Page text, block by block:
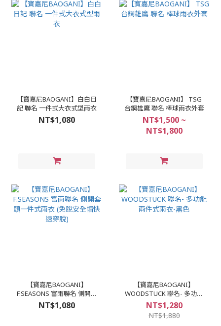
【寶嘉尼BAOGANI】白白日
記 聯名 一件式大衣式型雨衣
NT$1,080
【寶嘉尼BAOGANI】 TSG
台鋼雄鷹 聯名 棒球雨衣外套
NT$1,500 ~
NT$1,800
【寶嘉尼BAOGANI】
F.SEASONS 富雨聯名 側開套
頭一件式雨衣 (免脫安全帽快
速穿脫)
NT$1,080
【寶嘉尼BAOGANI】
WOODSTUCK 聯名- 多功能
兩件式雨衣-黑色
NT$1,280
NT$1,880